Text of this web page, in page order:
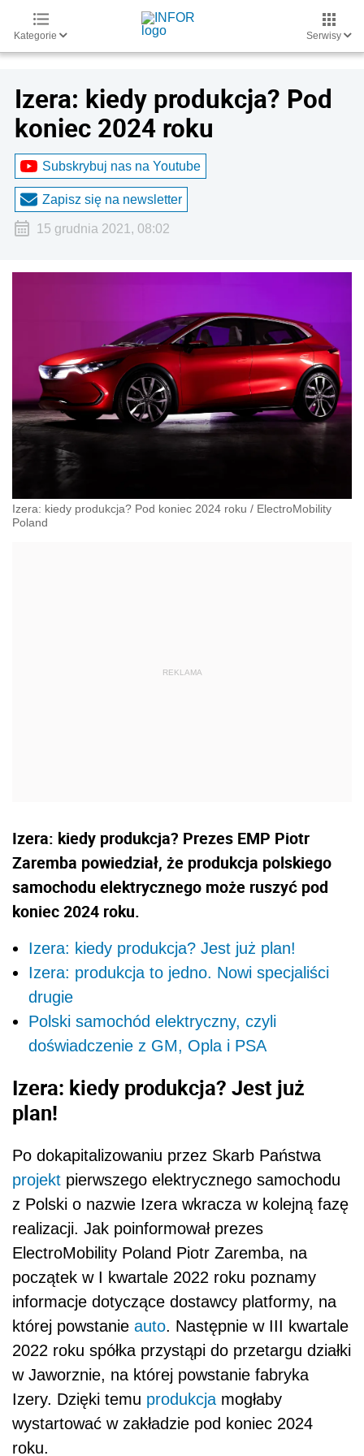
Kategorie Serwisy
Izera: kiedy produkcja? Pod
koniec 2024 roku
Subskrybuj nas na Youtube
Zapisz się na newsletter
15 grudnia 2021, 08:02
Izera: kiedy produkcja? Pod koniec 2024 roku / ElectroMobility
Poland
Izera: kiedy produkcja? Prezes EMP Piotr
Zaremba powiedział, że produkcja polskiego
samochodu elektrycznego może ruszyć pod
koniec 2024 roku.
Izera: kiedy produkcja? Jest już plan!
Izera: produkcja to jedno. Nowi specjaliści
drugie
Polski samochód elektryczny, czyli
doświadczenie z GM, Opla i PSA
Izera: kiedy produkcja? Jest już
plan!
Po dokapitalizowaniu przez Skarb Państwa
projekt pierwszego elektrycznego samochodu
z Polski o nazwie Izera wkracza w kolejną fazę
realizacji. Jak poinformował prezes
ElectroMobility Poland Piotr Zaremba, na
początek w I kwartale 2022 roku poznamy
informacje dotyczące dostawcy platformy, na
której powstanie auto. Następnie w III kwartale
2022 roku spółka przystąpi do przetargu działki
w Jaworznie, na której powstanie fabryka
Izery. Dzięki temu produkcja mogłaby
wystartować w zakładzie pod koniec 2024
roku.